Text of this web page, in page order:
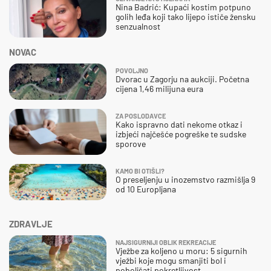
ZDRAVLJE
NAJSIGURNIJI OBLIK REKREACIJE
Vježbe za koljeno u moru: 5 sigurnih
vježbi koje mogu smanjiti bol i
NOVAC
POVOLJNO
Dvorac u Zagorju na aukciji. Početna
cijena 1,46 milijuna eura
ZA POSLODAVCE
Kako ispravno dati nekome otkaz i
izbjeći najčešće pogreške te sudske
sporove
KAMO BI OTIŠLI?
O preseljenju u inozemstvo razmišlja 9
od 10 Europljana
Nina Badrić: Kupaći kostim potpuno
golih leđa koji tako lijepo ističe žensku
senzualnost